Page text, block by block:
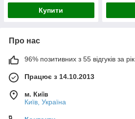
Купити
Про нас
96% позитивних з 55 відгуків за рік
Працює з 14.10.2013
м. Київ
Київ, Україна